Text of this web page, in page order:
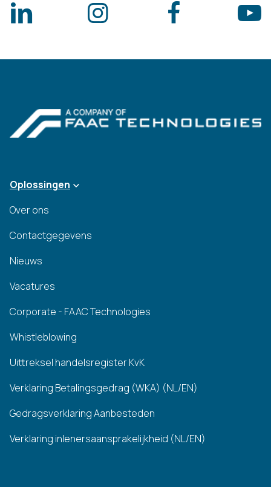
Oplossingen
Over ons
Contactgegevens
Nieuws
Vacatures
Corporate - FAAC Technologies
Whistleblowing
Uittreksel handelsregister KvK
Verklaring Betalingsgedrag (WKA) (NL/EN)
Gedragsverklaring Aanbesteden
Verklaring inlenersaansprakelijkheid (NL/EN)